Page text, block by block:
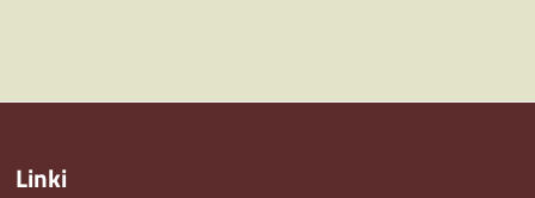
Linki